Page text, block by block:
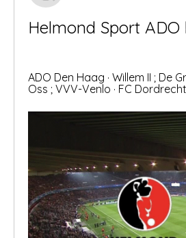
Helmond Sport
ADO Den Haag · Willem II ; De
Oss ; VVV-Venlo · FC